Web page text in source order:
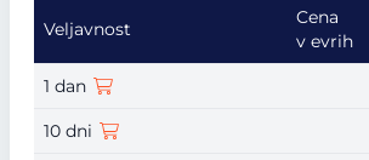
Veljavnost
Cena
v evrih
1 dan
10 dni